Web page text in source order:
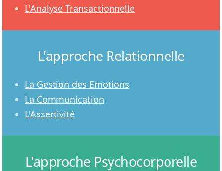
L'Analyse Transactionnelle
L'approche Relationnelle
La Gestion des Emotions
La Communication
L'Assertivité
L'approche Psychocorporelle